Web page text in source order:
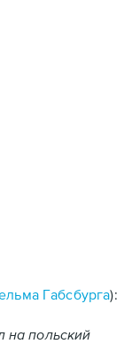
Габсбурга):
на польский